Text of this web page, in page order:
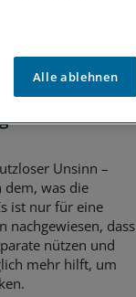
Wirksamkeit
helfen
Unsinn –
was die
ist nur für eine
nachgewiesen, dass
nützen und
mehr hilft, um
Alle ablehnen